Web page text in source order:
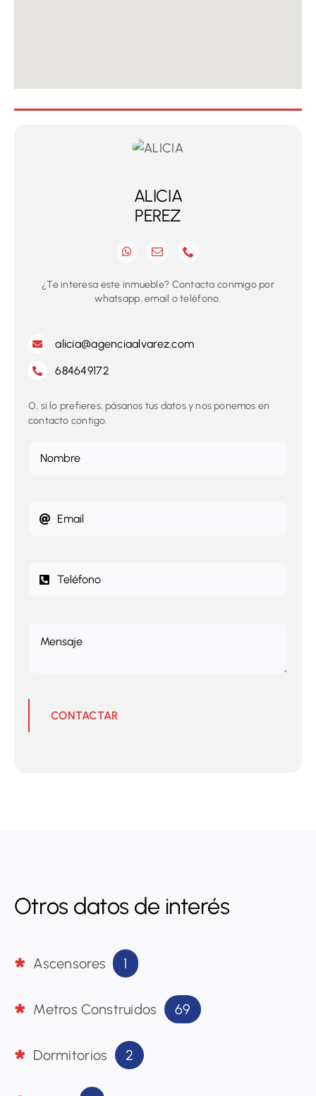
ALICIA
PEREZ
¿Te interesa este inmueble? Contacta conmigo por
whatsapp, email o teléfono.
alicia@agenciaalvarez.com
684649172
O, si lo prefieres, pásanos tus datos y nos ponemos en
contacto contigo.
CONTACTAR
Otros datos de interés
Ascensores 1
Metros Construidos 69
Dormitorios 2